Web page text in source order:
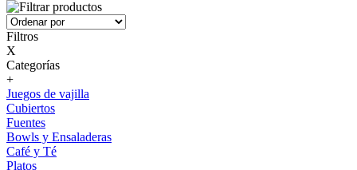
Filtros
X
Categorías
+
Juegos de vajilla
Cubiertos
Fuentes
Bowls y Ensaladeras
Café y Té
Platos